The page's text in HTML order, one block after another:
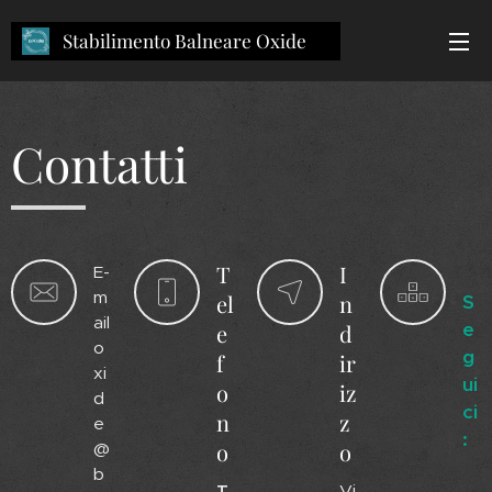
Stabilimento Balneare Oxide
OXIDE Oxide
Contatti
E-
m
ail
o
xi
d
e
@
b
T
el
e
f
o
n
o
I
n
d
ir
iz
z
o
S
e
g
ui
ci
: